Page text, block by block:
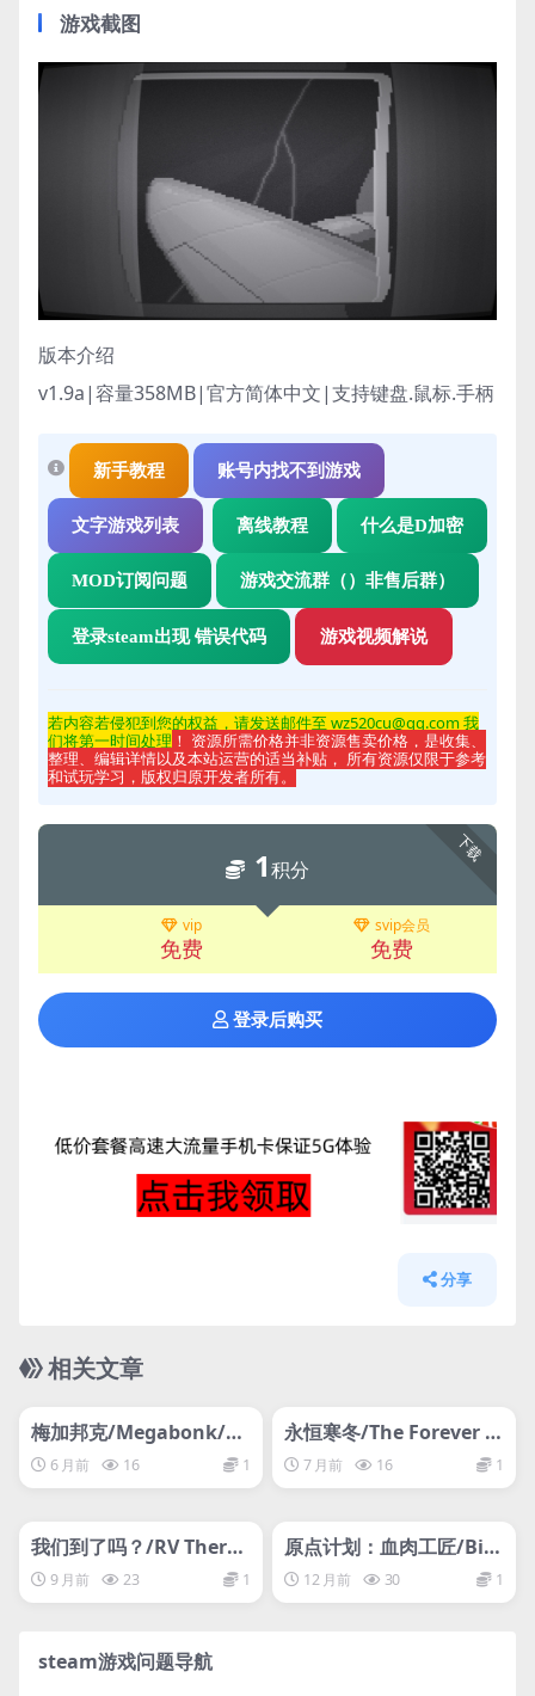
游戏截图
版本介绍
v1.9a|容量358MB|官方简体中文|支持键盘.鼠标.手柄
新手教程 账号内找不到游戏
文字游戏列表 离线教程 什么是D加密
MOD订阅问题 游戏交流群（）非售后群）
登录steam出现 错误代码 游戏视频解说
若内容若侵犯到您的权益，请发送邮件至 wz520cu@qq.com 我
们将第一时间处理 ！ 资源所需价格并非资源售卖价格，是收集、
整理、编辑详情以及本站运营的适当补贴， 所有资源仅限于参考
和试玩学习，版权归原开发者所有。
下载
1积分
vip
免费
svip会员
免费
登录后购买
分享
相关文章
梅加邦克/Megabonk/支
持网络联机
6 月前 16 1
永恒寒冬/The Forever W
inter/支持网络联机
7 月前 16 1
我们到了吗？/RV There
Yet?/支持网络联机
9 月前 23 1
原点计划：血肉工匠/Bio
weaver
12 月前 30 1
steam游戏问题导航